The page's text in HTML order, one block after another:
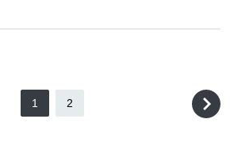
1 2